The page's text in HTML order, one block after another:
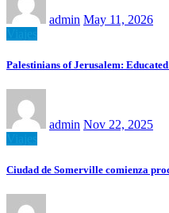
admin May 11, 2026
Palestinians of Jerusalem:
admin Nov 22, 2025
Ciudad de Somerville comienza